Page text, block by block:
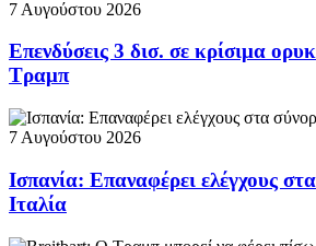
7 Αυγούστου 2026
Επενδύσεις 3 δισ. σε κρίσιμα
Τραμπ
7 Αυγούστου 2026
Ισπανία: Επαναφέρει ελέγχους
Ιταλία